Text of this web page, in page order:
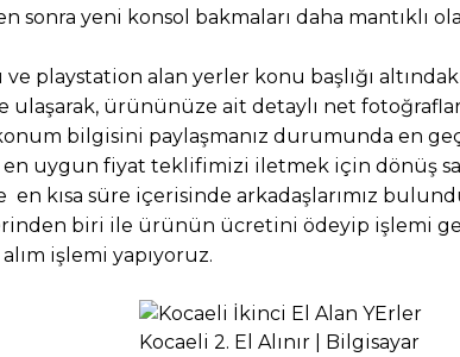
sonra yeni konsol bakmaları daha mantıklı
playstation alan yerler konu başlığı
ulaşarak, ürününüze ait detaylı net
bilgisini paylaşmanız durumunda en geç
en uygun fiyat teklifimizi iletmek için dönüş
kısa süre içerisinde arkadaşlarımız
biri ile ürünün ücretini ödeyip işlemi
işlemi yapıyoruz.
Kocaeli 2. El Alınır | Bilgisayar